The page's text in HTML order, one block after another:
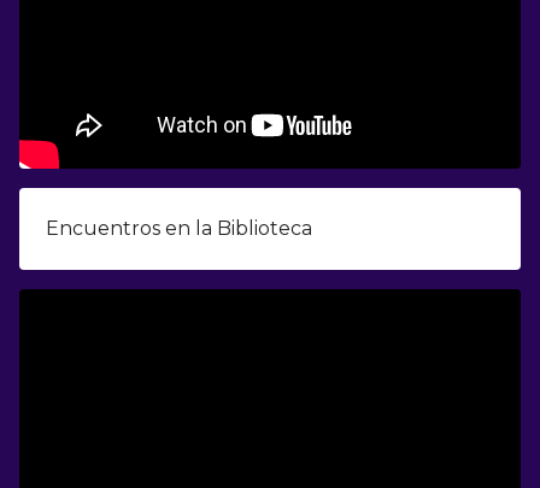
Encuentros en la Biblioteca